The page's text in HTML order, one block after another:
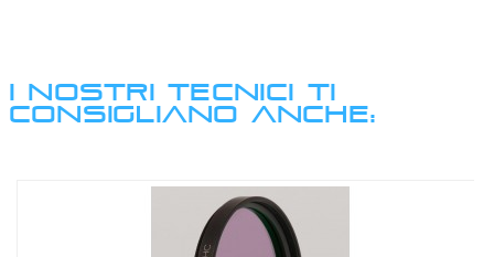
I NOSTRI TECNICI TI
CONSIGLIANO ANCHE: